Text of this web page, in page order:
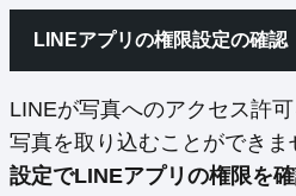
LINEアプリの権限設定の確認
LINEが写真へのアクセス許
写真を取り込むことができま
設定でLINEアプリの権限を